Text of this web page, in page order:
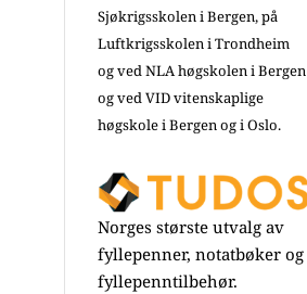
Sjøkrigsskolen i Bergen, på
Luftkrigsskolen i Trondheim
og ved NLA høgskolen i Bergen
og ved VID vitenskaplige
høgskole i Bergen og i Oslo.
Norges største utvalg av
fyllepenner, notatbøker og
fyllepenntilbehør.